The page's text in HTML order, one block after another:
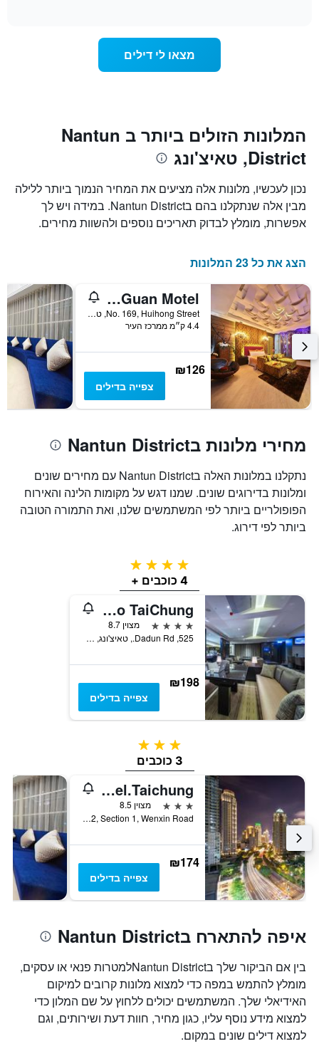
המחיר
הממוצע
של
חדר
במהלך
סוף
השבוע
בימים
X
המציגים
את
מספר
הימים
שנותרו
עד
התרשים
1
ציר
Y
המציג
את
מחיר
הממוצע
של
חדר
מצאו לי דילים
המלונות הזולים ביותר ב Nantun
District, טאיצ'ונג
נכון לעכשיו, מלונות אלה מציעים את המחיר הנמוך ביותר ללילה
מבין אלה שנתקלנו בהם בNantun District. במידה ויש לך
אפשרות, מומלץ לבדוק תאריכים נוספים ולהשוות מחירים.
הצג את כל 23 המלונות
Han Guan Motel
No. 169, Huihong Street, טאיצ'ונג, טייוואן
4.4 ק״מ ממרכז העיר
₪126
צפייה בדילים
מחירי מלונות בNantun District
נתקלנו במלונות האלה בNantun District עם מחירים שונים
ומלונות בדירוגים שונים. שמנו דגש על מקומות הלינה והאירוח
הפופולריים ביותר לפי המשתמשים שלנו, ואת התמורה הטובה
ביותר לפי דירוג.
4 כוכבים
4 כוכבים +
The Tango TaiChung
4 כוכבים
מצוין 8.7
525, Dadun Rd., טאיצ'ונג, טייוואן
₪198
צפייה בדילים
3 כוכבים
3 כוכבים
Sun Hao Hotel.Taichung
3 כוכבים
מצוין 8.5
No. 552, Section 1, Wenxin Road, טאיצ'ונג, טייוואן
₪174
צפייה בדילים
איפה להתארח בNantun District
בין אם הביקור שלך בNantun Districtלמטרות פנאי או עסקים,
מומלץ להתמש במפה כדי למצוא מלונות קרובים למיקום
האידיאלי שלך. המשתמשים יכולים ללחוץ על שם המלון כדי
למצוא מידע נוסף עליו, כגון מחיר, חוות דעת ושירותים, וגם
למצוא דילים שונים במקום.